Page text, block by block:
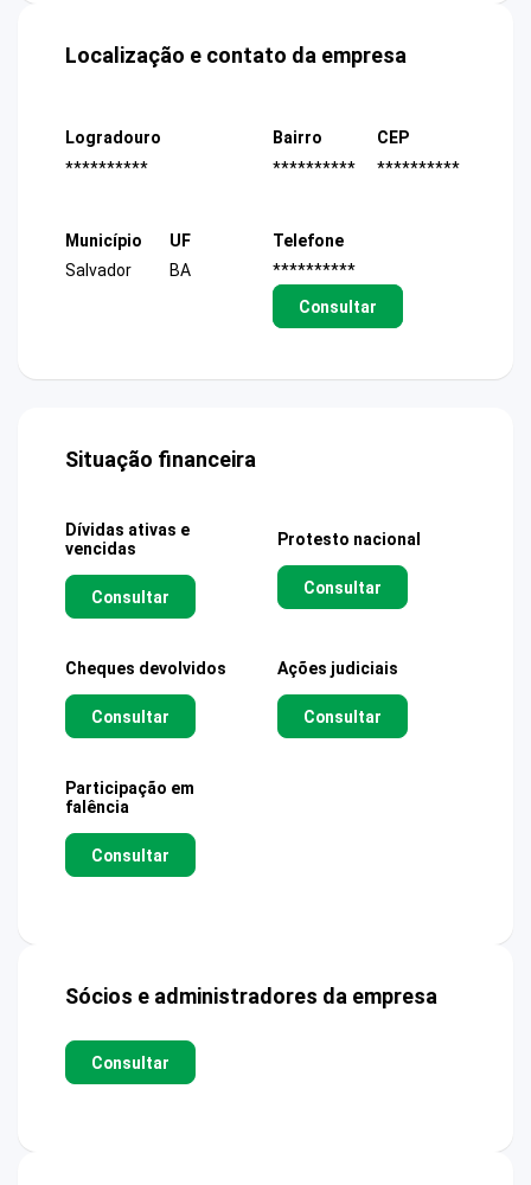
Localização e contato da empresa
Logradouro
**********
Bairro
**********
CEP
**********
Município
Salvador
UF
BA
Telefone
**********
Consultar
Situação financeira
Dívidas ativas e
vencidas
Consultar
Protesto nacional
Consultar
Cheques devolvidos
Consultar
Ações judiciais
Consultar
Participação em
falência
Consultar
Sócios e administradores da empresa
Consultar